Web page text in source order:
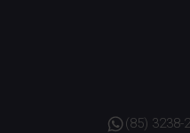
(85) 3238-